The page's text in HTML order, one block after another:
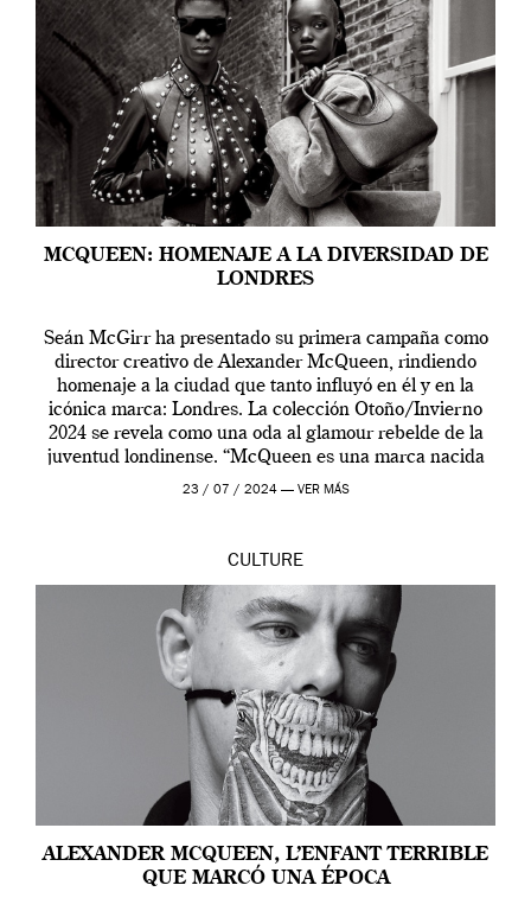
MCQUEEN: HOMENAJE A LA DIVERSIDAD DE
LONDRES
Seán McGirr ha presentado su primera campaña como
director creativo de Alexander McQueen, rindiendo
homenaje a la ciudad que tanto influyó en él y en la
icónica marca: Londres. La colección Otoño/Invierno
2024 se revela como una oda al glamour rebelde de la
juventud londinense. “McQueen es una marca nacida
en Londres y siempre ha […]
23 / 07 / 2024 — VER MÁS
CULTURE
ALEXANDER MCQUEEN, L’ENFANT TERRIBLE
QUE MARCÓ UNA ÉPOCA